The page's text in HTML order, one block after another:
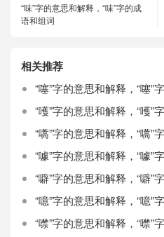
“味”字的意思和解释，“味”字的成
语和组词
相关推荐
“噻”字的意思和解释，“噻”
“嚄”字的意思和解释，“嚄”
“嚆”字的意思和解释，“嚆”
“噱”字的意思和解释，“噱”
“噼”字的意思和解释，“噼”
“噫”字的意思和解释，“噫”
“噤”字的意思和解释，“噤”